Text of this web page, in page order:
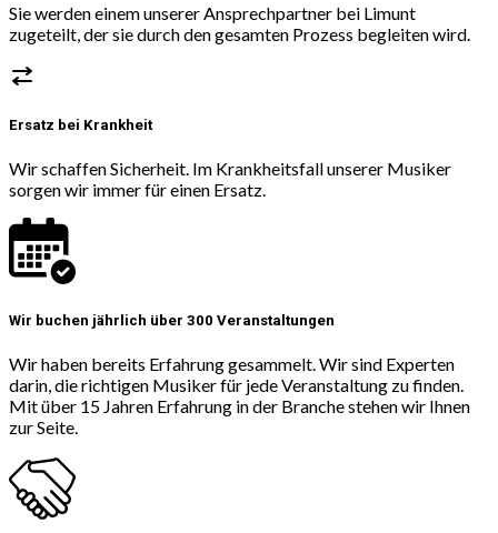
Sie werden einem unserer Ansprechpartner bei Limunt
zugeteilt, der sie durch den gesamten Prozess begleiten wird.
Ersatz bei Krankheit
Wir schaffen Sicherheit. Im Krankheitsfall unserer Musiker
sorgen wir immer für einen Ersatz.
Wir buchen jährlich über 300 Veranstaltungen
Wir haben bereits Erfahrung gesammelt. Wir sind Experten
darin, die richtigen Musiker für jede Veranstaltung zu finden.
Mit über 15 Jahren Erfahrung in der Branche stehen wir Ihnen
zur Seite.